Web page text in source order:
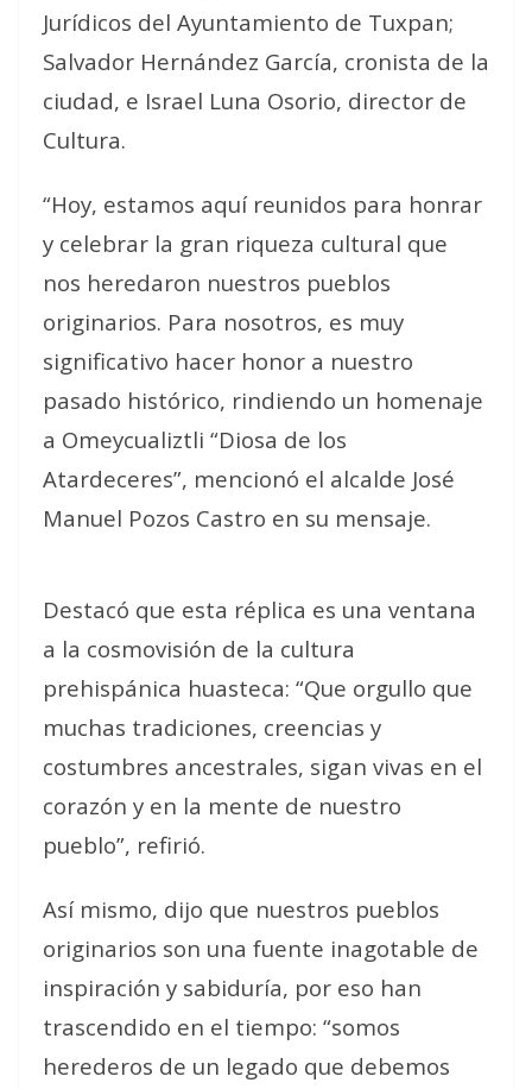
Jurídicos del Ayuntamiento de Tuxpan;
Salvador Hernández García, cronista de la
ciudad, e Israel Luna Osorio, director de
Cultura.
“Hoy, estamos aquí reunidos para honrar
y celebrar la gran riqueza cultural que
nos heredaron nuestros pueblos
originarios. Para nosotros, es muy
significativo hacer honor a nuestro
pasado histórico, rindiendo un homenaje
a Omeycualiztli “Diosa de los
Atardeceres”, mencionó el alcalde José
Manuel Pozos Castro en su mensaje.
Destacó que esta réplica es una ventana
a la cosmovisión de la cultura
prehispánica huasteca: “Que orgullo que
muchas tradiciones, creencias y
costumbres ancestrales, sigan vivas en el
corazón y en la mente de nuestro
pueblo”, refirió.
Así mismo, dijo que nuestros pueblos
originarios son una fuente inagotable de
inspiración y sabiduría, por eso han
trascendido en el tiempo: “somos
herederos de un legado que debemos